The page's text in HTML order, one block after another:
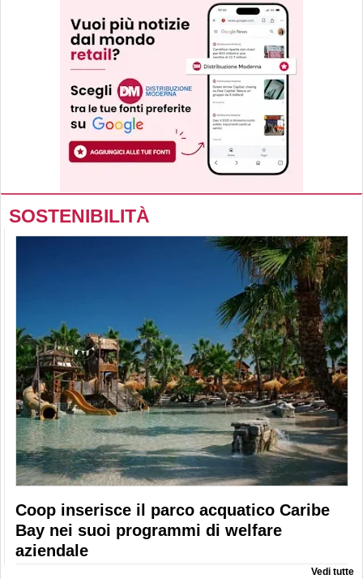
SOSTENIBILITÀ
Coop inserisce il parco acquatico Caribe
Bay nei suoi programmi di welfare
aziendale
Vedi tutte